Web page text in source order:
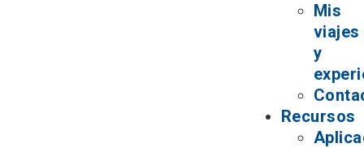
Mis
viajes
y
Recursos